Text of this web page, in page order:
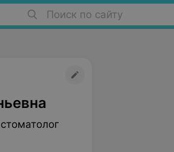
Поиск по сайту